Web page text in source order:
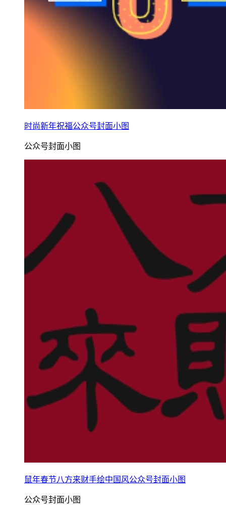
时尚新年祝福公众号封面小图
公众号封面小图
鼠年春节八方来财手绘中国风公众号封面小图
公众号封面小图